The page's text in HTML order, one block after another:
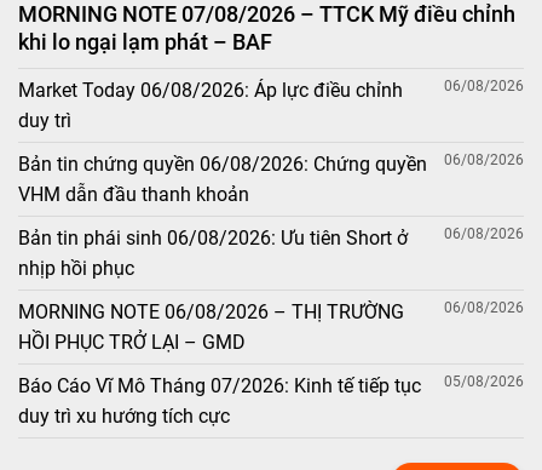
MORNING NOTE 07/08/2026 – TTCK Mỹ điều chỉnh
khi lo ngại lạm phát – BAF
Market Today 06/08/2026: Áp lực điều chỉnh
duy trì
06/08/2026
Bản tin chứng quyền 06/08/2026: Chứng quyền
VHM dẫn đầu thanh khoản
06/08/2026
Bản tin phái sinh 06/08/2026: Ưu tiên Short ở
nhịp hồi phục
06/08/2026
MORNING NOTE 06/08/2026 – THỊ TRƯỜNG
HỒI PHỤC TRỞ LẠI – GMD
06/08/2026
Báo Cáo Vĩ Mô Tháng 07/2026: Kinh tế tiếp tục
duy trì xu hướng tích cực
05/08/2026